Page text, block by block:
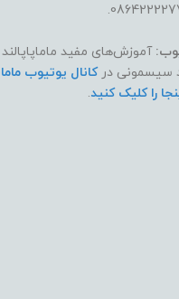
آموزش‌های مفید
سیسمونی درکانال یوتیوب
را کلیک کنید.